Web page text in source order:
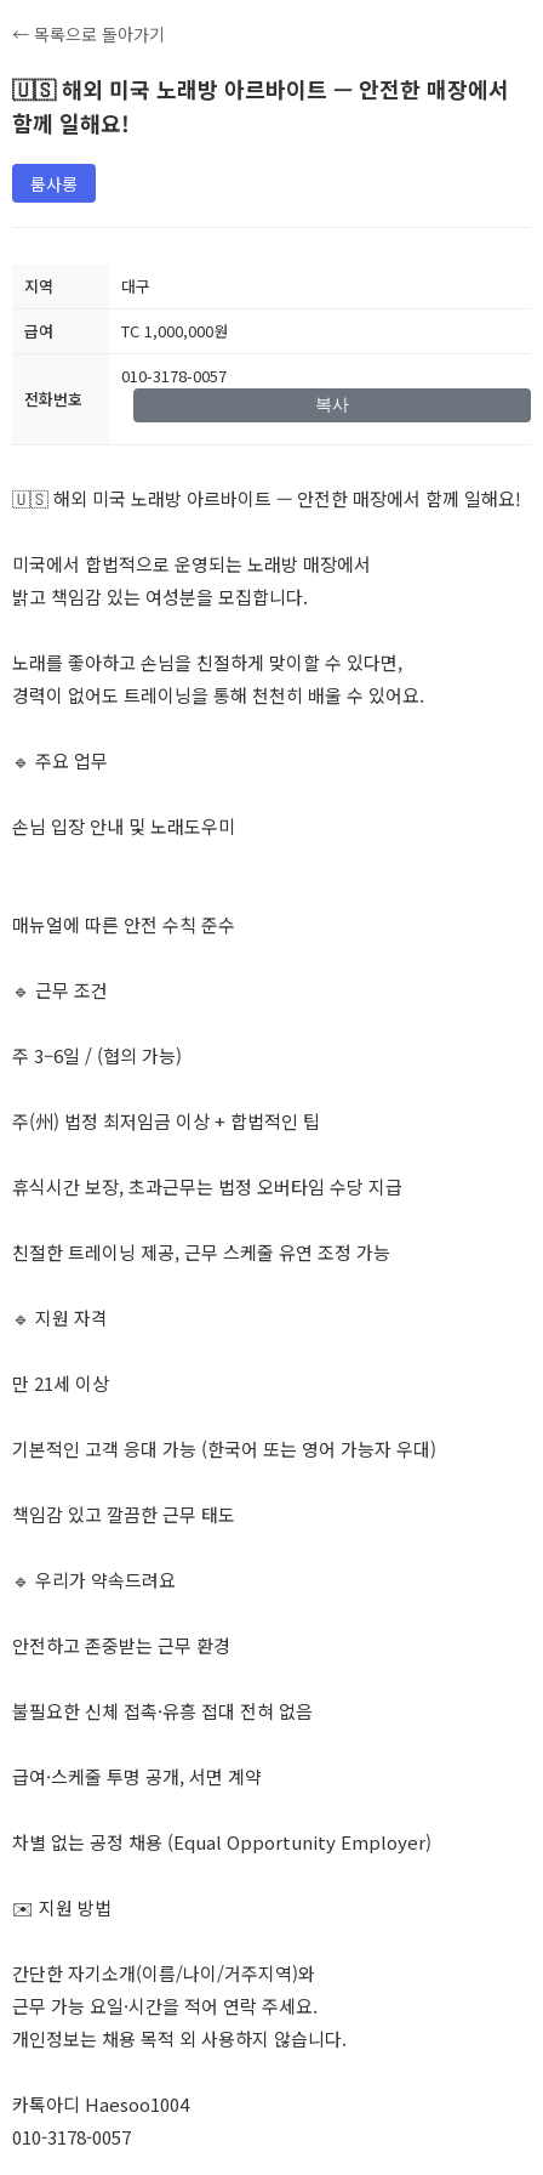
← 목록으로 돌아가기
🇺🇸 해외 미국 노래방 아르바이트 — 안전한 매장에서
함께 일해요!
룸사롱
지역
대구
급여
TC 1,000,000원
전화번호
010-3178-0057
복사
🇺🇸 해외 미국 노래방 아르바이트 — 안전한 매장에서 함께 일해요!
미국에서 합법적으로 운영되는 노래방 매장에서
밝고 책임감 있는 여성분을 모집합니다.
노래를 좋아하고 손님을 친절하게 맞이할 수 있다면,
경력이 없어도 트레이닝을 통해 천천히 배울 수 있어요.
🔹 주요 업무
손님 입장 안내 및 노래도우미
매뉴얼에 따른 안전 수칙 준수
🔹 근무 조건
주 3–6일 / (협의 가능)
주(州) 법정 최저임금 이상 + 합법적인 팁
휴식시간 보장, 초과근무는 법정 오버타임 수당 지급
친절한 트레이닝 제공, 근무 스케줄 유연 조정 가능
🔹 지원 자격
만 21세 이상
기본적인 고객 응대 가능 (한국어 또는 영어 가능자 우대)
책임감 있고 깔끔한 근무 태도
🔹 우리가 약속드려요
안전하고 존중받는 근무 환경
불필요한 신체 접촉·유흥 접대 전혀 없음
급여·스케줄 투명 공개, 서면 계약
차별 없는 공정 채용 (Equal Opportunity Employer)
✉️ 지원 방법
간단한 자기소개(이름/나이/거주지역)와
근무 가능 요일·시간을 적어 연락 주세요.
개인정보는 채용 목적 외 사용하지 않습니다.
카톡아디 Haesoo1004
010-3178-0057